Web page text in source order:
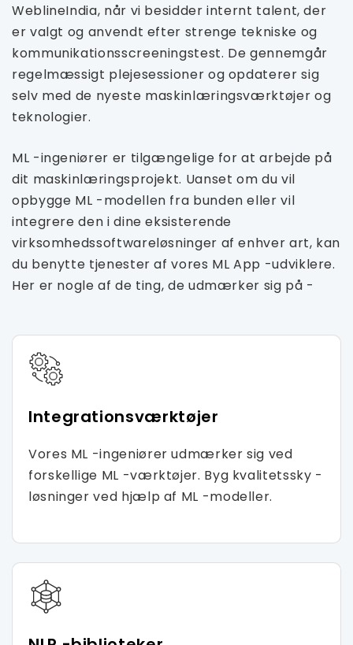
WeblineIndia, når vi besidder internt talent, der
er valgt og anvendt efter strenge tekniske og
kommunikationsscreeningstest. De gennemgår
regelmæssigt plejesessioner og opdaterer sig
selv med de nyeste maskinlæringsværktøjer og
teknologier.
ML -ingeniører er tilgængelige for at arbejde på
dit maskinlæringsprojekt. Uanset om du vil
opbygge ML -modellen fra bunden eller vil
integrere den i dine eksisterende
virksomhedssoftwareløsninger af enhver art, kan
du benytte tjenester af vores ML App -udviklere.
Her er nogle af de ting, de udmærker sig på -
Integrationsværktøjer
Vores ML -ingeniører udmærker sig ved
forskellige ML -værktøjer. Byg kvalitetssky -
løsninger ved hjælp af ML -modeller.